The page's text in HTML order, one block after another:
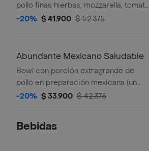
pollo finas hierbas, mozzarella, tomate
cherry, aguacate, huevo, zucchini,maíz,
cilantro.
-20% $ 41.900 $ 52.375
Abundante Mexicano Saludable
Bowl con porción extragrande de
pollo en preparación mexicana (un
poco picante), lechuga,tomate,maíz,
mayonesa de cilantro.
-20% $ 33.900 $ 42.375
Bebidas